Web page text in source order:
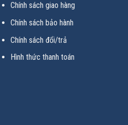
Chính sách giao hàng
Chính sách bảo hành
Chính sách đổi/trả
Hình thức thanh toán